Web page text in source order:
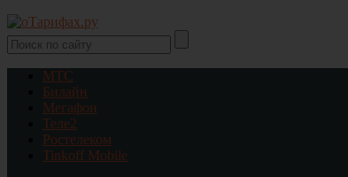
МТС
Билайн
Мегафон
Теле2
Ростелеком
Tinkoff Mobile